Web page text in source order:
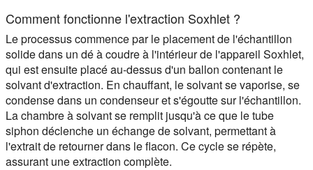
Comment fonctionne l'extraction Soxhlet ?
Le processus commence par le placement de l'échantillon
solide dans un dé à coudre à l'intérieur de l'appareil Soxhlet,
qui est ensuite placé au-dessus d'un ballon contenant le
solvant d'extraction. En chauffant, le solvant se vaporise, se
condense dans un condenseur et s'égoutte sur l'échantillon.
La chambre à solvant se remplit jusqu'à ce que le tube
siphon déclenche un échange de solvant, permettant à
l'extrait de retourner dans le flacon. Ce cycle se répète,
assurant une extraction complète.